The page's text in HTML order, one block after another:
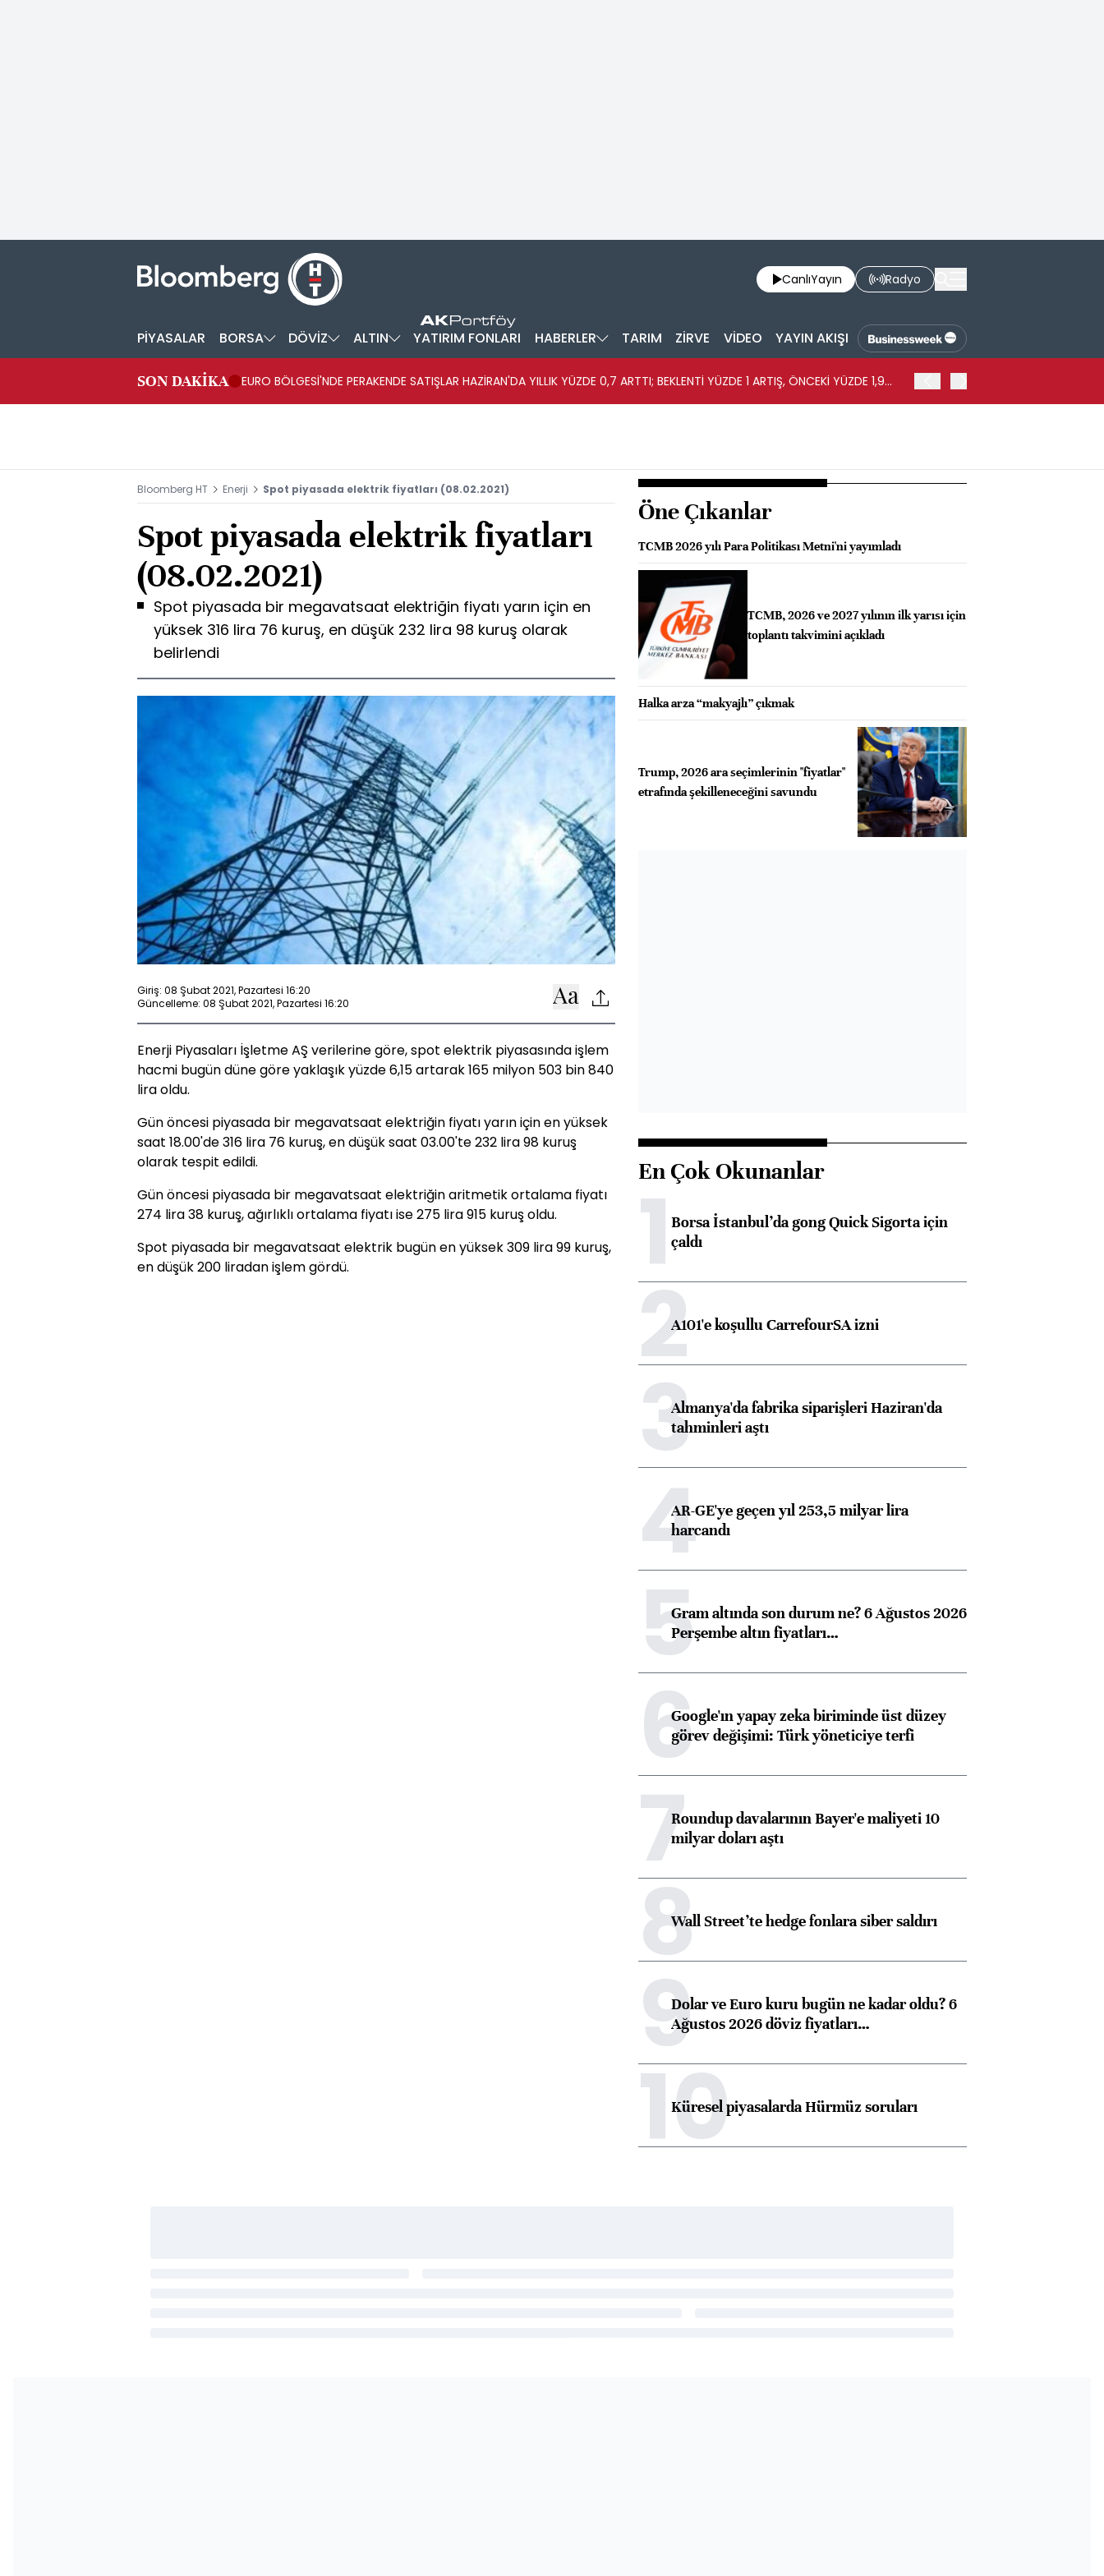
CanlıYayın Radyo
PİYASALAR BORSA DÖVİZ ALTIN YATIRIM FONLARI HABERLER TARIM ZİRVE VİDEO YAYIN AKIŞI
SON DAKİKA
EURO BÖLGESİ'NDE PERAKENDE SATIŞLAR HAZİRAN'DA YILLIK YÜZDE 0,7 ARTTI; BEKLENTİ YÜZDE 1 ARTIŞ, ÖNCEKİ YÜZDE 1,9
Bloomberg HT Enerji Spot piyasada elektrik fiyatları (08.02.2021)
Spot piyasada elektrik fiyatları
(08.02.2021)
Spot piyasada bir megavatsaat elektriğin fiyatı yarın için en
yüksek 316 lira 76 kuruş, en düşük 232 lira 98 kuruş olarak
belirlendi
Giriş: 08 Şubat 2021, Pazartesi 16:20
Güncelleme: 08 Şubat 2021, Pazartesi 16:20
Enerji Piyasaları İşletme AŞ verilerine göre, spot elektrik piyasasında işlem
hacmi bugün düne göre yaklaşık yüzde 6,15 artarak 165 milyon 503 bin 840
lira oldu.
Gün öncesi piyasada bir megavatsaat elektriğin fiyatı yarın için en yüksek
saat 18.00'de 316 lira 76 kuruş, en düşük saat 03.00'te 232 lira 98 kuruş
olarak tespit edildi.
Gün öncesi piyasada bir megavatsaat elektriğin aritmetik ortalama fiyatı
274 lira 38 kuruş, ağırlıklı ortalama fiyatı ise 275 lira 915 kuruş oldu.
Spot piyasada bir megavatsaat elektrik bugün en yüksek 309 lira 99 kuruş,
en düşük 200 liradan işlem gördü.
Öne Çıkanlar
TCMB 2026 yılı Para Politikası Metni'ni yayımladı
TCMB, 2026 ve 2027 yılının ilk yarısı için
toplantı takvimini açıkladı
Halka arza “makyajlı” çıkmak
Trump, 2026 ara seçimlerinin "fiyatlar"
etrafında şekilleneceğini savundu
En Çok Okunanlar
1Borsa İstanbul’da gong Quick Sigorta için
çaldı
2A101'e koşullu CarrefourSA izni
3Almanya'da fabrika siparişleri Haziran'da
tahminleri aştı
4AR-GE'ye geçen yıl 253,5 milyar lira
harcandı
5Gram altında son durum ne? 6 Ağustos 2026
Perşembe altın fiyatları…
6Google'ın yapay zeka biriminde üst düzey
görev değişimi: Türk yöneticiye terfi
7Roundup davalarının Bayer'e maliyeti 10
milyar doları aştı
8Wall Street’te hedge fonlara siber saldırı
9Dolar ve Euro kuru bugün ne kadar oldu? 6
Ağustos 2026 döviz fiyatları…
10
Küresel piyasalarda Hürmüz soruları